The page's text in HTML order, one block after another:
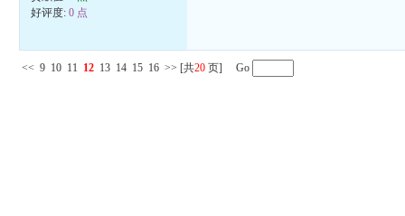
好评度:0 点
<< 9 10 11 12 13 14 15 16 >> [共20 页] Go